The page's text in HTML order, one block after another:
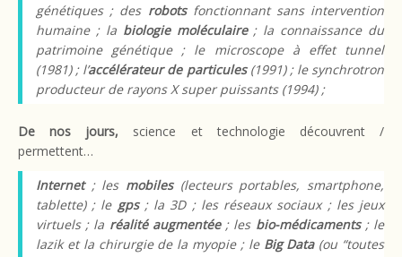
génétiques ; des robotsfonctionnant sans intervention
humaine ; labiologie moléculaire; la connaissance du
patrimoine génétique ; le microscope à effet tunnel
(1981) ; l’accélérateur de particules(1991) ; le synchrotron
producteur de rayons X super puissants (1994) ;
De nos jours, science et technologie découvrent /
permettent…
Internet ; les mobiles (lecteurs portables, smartphone,
tablette) ; le gps ; la 3D ; les réseaux sociaux ; les jeux
virtuels ; la réalité augmentée; les bio-médicaments; le
lazik et la chirurgie de la myopie ; le Big Data(ou “toutes